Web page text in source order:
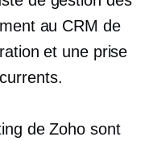
au CRM de
et une prise
de Zoho sont